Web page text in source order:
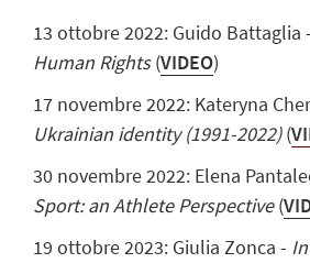
13 ottobre 2022: Guido Battaglia -
Human Rights(VIDEO)
17 novembre 2022: Kateryna
Ukrainian identity (1991-2022)(
30 novembre 2022: Elena
Sport: an Athlete Perspective(
19 ottobre 2023: Giulia Zonca -